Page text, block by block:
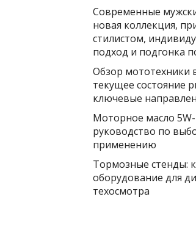
Современные
новая коллекция,
стилистом,
подход и подгонка
Обзор мототехники
текущее состояние
ключевые
Моторное масло
руководство по
применению
Тормозные стенды:
оборудование для
техосмотра